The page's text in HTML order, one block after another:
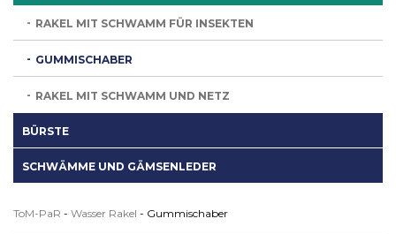
RAKEL MIT SCHWAMM FÜR INSEKTEN
GUMMISCHABER
RAKEL MIT SCHWAMM UND NETZ
BÜRSTE
SCHWÄMME UND GÄMSENLEDER
ToM-PaR - Wasser Rakel - Gummischaber